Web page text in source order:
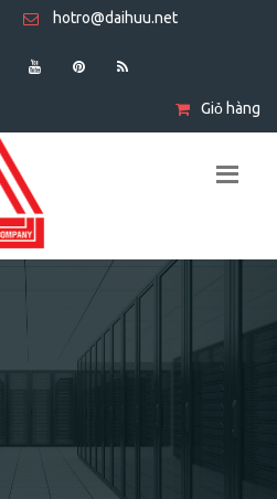
hotro@daihuu.net
Giỏ hàng